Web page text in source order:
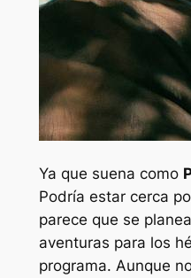
Ya que suena como
Podría estar cerca
parece que se
aventuras para los
programa. Aunque